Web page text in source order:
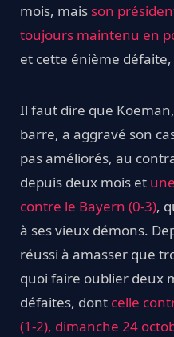
mois, mais son
toujours maintenu en
et cette énième
Il faut dire que
barre, a aggravé son
pas améliorés, au
depuis deux mois et
contre le Bayern (0-3),
à ses vieux démons.
réussi à amasser que
quoi faire oublier deux
défaites, dont celle
(1-2), dimanche 24